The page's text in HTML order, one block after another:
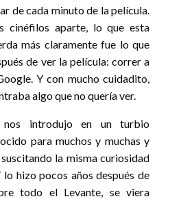
de cada minuto de la película.
cinéfilos aparte, lo que esta
más claramente fue lo que
de ver la película: correr a
Y con mucho cuidadito,
algo que no quería ver.
introdujo en un turbio
para muchos y muchas y
la misma curiosidad
lo hizo pocos años después de
todo el Levante, se viera